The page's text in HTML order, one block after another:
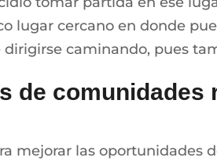
lugar cercano en donde
caminando, pues
de comunidades
mejorar las oportunidades